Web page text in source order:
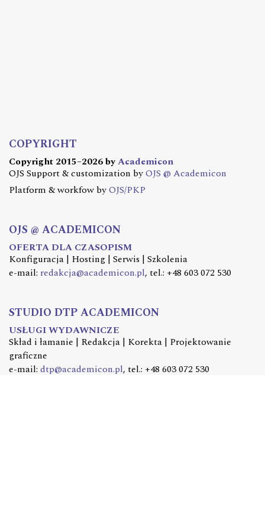
COPYRIGHT
Copyright 2015–2026 byAcademicon
OJS Support & customization byOJS @ Academicon
Platform & workfow byOJS/PKP
OJS @ ACADEMICON
OFERTA DLA CZASOPISM
Konfiguracja | Hosting | Serwis | Szkolenia
e-mail: redakcja@academicon.pl, tel.: +48 603 072 530
STUDIO DTP ACADEMICON
USŁUGI WYDAWNICZE
Skład i łamanie | Redakcja | Korekta | Projektowanie
graficzne
e-mail: dtp@academicon.pl, tel.: +48 603 072 530